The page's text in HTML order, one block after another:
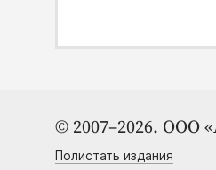
© 2007–2026. ООО
Полистать издания